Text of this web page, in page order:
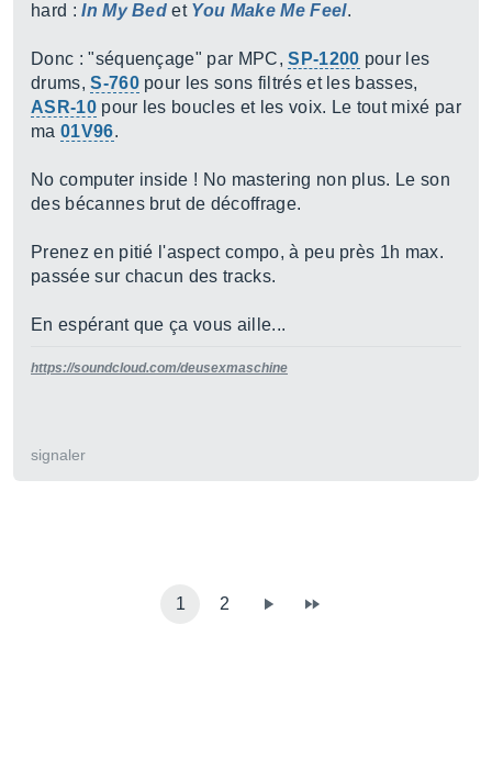
hard :In My Bedet You Make Me Feel.
Donc : "séquençage" par MPC,SP-1200 pour les
drums,S-760pour les sons filtrés et les basses,
ASR-10pour les boucles et les voix. Le tout mixé par
ma 01V96.
No computer inside ! No mastering non plus. Le son
des bécannes brut de décoffrage.
Prenez en pitié l'aspect compo, à peu près 1h max.
passée sur chacun des tracks.
En espérant que ça vous aille...
https://soundcloud.com/deusexmaschine
signaler
1 2